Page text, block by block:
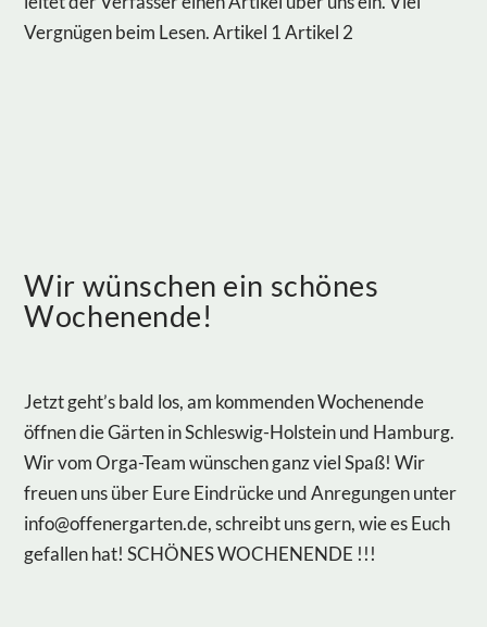
Vergnügen beim Lesen. Artikel 1 Artikel 2
Wir wünschen ein schönes
Wochenende!
Jetzt geht’s bald los, am kommenden Wochenende
öffnen die Gärten in Schleswig-Holstein und Hamburg.
Wir vom Orga-Team wünschen ganz viel Spaß! Wir
freuen uns über Eure Eindrücke und Anregungen unter
info@offenergarten.de, schreibt uns gern, wie es Euch
gefallen hat! SCHÖNES WOCHENENDE !!!